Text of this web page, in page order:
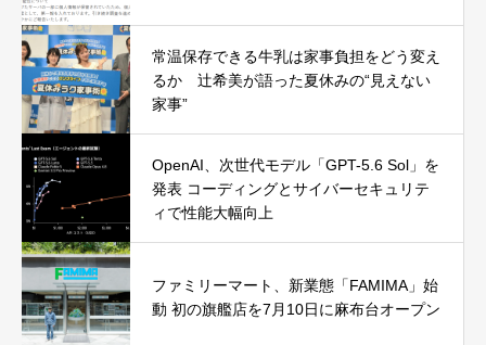
常温保存できる牛乳は家事負担をどう変え
るか 辻希美が語った夏休みの“見えない
家事”
OpenAI、次世代モデル「GPT-5.6 Sol」を
発表 コーディングとサイバーセキュリテ
ィで性能大幅向上
ファミリーマート、新業態「FAMIMA」始
動 初の旗艦店を7月10日に麻布台オープン